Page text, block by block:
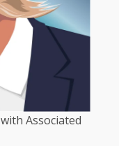
Associated